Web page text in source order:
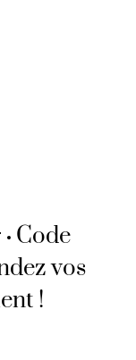
Code
vos
!